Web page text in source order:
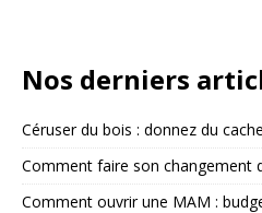
Nos derniers
Céruser du bois : donnez du
Comment faire son changement
Comment ouvrir une MAM :